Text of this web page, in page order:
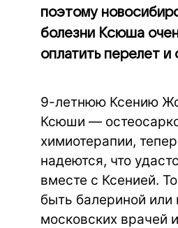
поэтому
болезни Ксюша
оплатить перелет
9-летнюю Ксению
Ксюши —
химиотерапии,
надеются, что
вместе с Ксенией.
быть балериной
московских врачей